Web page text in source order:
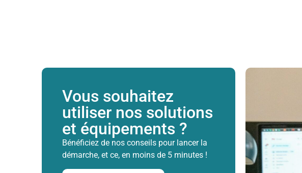
Vous souhaitez
utiliser nos solutions
et équipements ?
Bénéficiez de nos conseils pour lancer la
démarche, et ce, en moins de 5 minutes !